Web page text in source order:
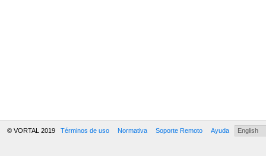
© VORTAL 2019 Términos de uso Normativa Soporte Remoto Ayuda